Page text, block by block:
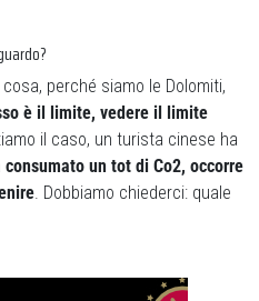
perché siamo le Dolomiti,
è il limite, vedere il limite
il caso, un turista cinese ha
consumato un tot di Co2, occorre
. Dobbiamo chiederci: quale